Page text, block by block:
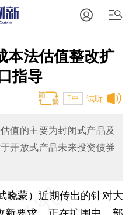
本法估值整改扩
指导
试听
T中
值的主要为封闭式产品及
开放式产品未来投资债券
晓蒙） 近期传出的针对大